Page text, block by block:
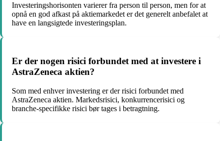
Investeringshorisonten varierer fra person til person, men for at
opnå en god afkast på aktiemarkedet er det generelt anbefalet at
have en langsigtede investeringsplan.
Er der nogen risici forbundet med at investere i
AstraZeneca aktien?
Som med enhver investering er der risici forbundet med
AstraZeneca aktien. Markedsrisici, konkurrencerisici og
branche-specifikke risici bør tages i betragtning.